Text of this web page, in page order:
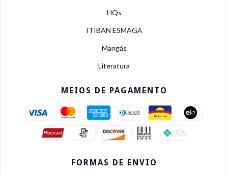
HQs
ITIBAN ESMAGA
Mangás
Literatura
MEIOS DE PAGAMENTO
FORMAS DE ENVIO